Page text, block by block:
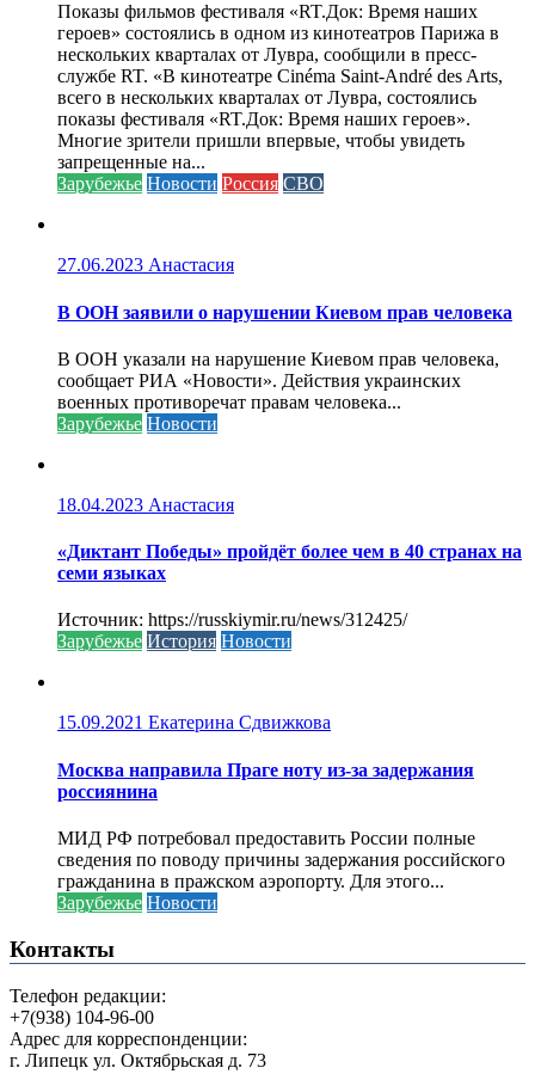
Показы фильмов фестиваля «RT.Док: Время наших
героев» состоялись в одном из кинотеатров Парижа в
нескольких кварталах от Лувра, сообщили в пресс-
службе RT. «В кинотеатре Cinéma Saint-André des Arts,
всего в нескольких кварталах от Лувра, состоялись
показы фестиваля «RT.Док: Время наших героев».
Многие зрители пришли впервые, чтобы увидеть
запрещенные на...
Зарубежье Новости Россия СВО
27.06.2023 Анастасия
В ООН заявили о нарушении Киевом прав человека
В ООН указали на нарушение Киевом прав человека,
сообщает РИА «Новости». Действия украинских
военных противоречат правам человека...
Зарубежье Новости
18.04.2023 Анастасия
«Диктант Победы» пройдёт более чем в 40 странах на
семи языках
Источник: https://russkiymir.ru/news/312425/
Зарубежье История Новости
15.09.2021 Екатерина Сдвижкова
Москва направила Праге ноту из-за задержания
россиянина
МИД РФ потребовал предоставить России полные
сведения по поводу причины задержания российского
гражданина в пражском аэропорту. Для этого...
Зарубежье Новости
Контакты
Телефон редакции:
+7(938) 104-96-00
Адрес для корреспонденции:
г. Липецк ул. Октябрьская д. 73